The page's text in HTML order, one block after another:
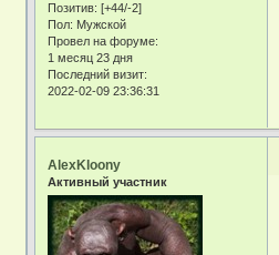
Позитив: [+44/-2]
Пол: Мужской
Провел на форуме:
1 месяц 23 дня
Последний визит:
2022-02-09 23:36:31
AlexKloony
Активный участник